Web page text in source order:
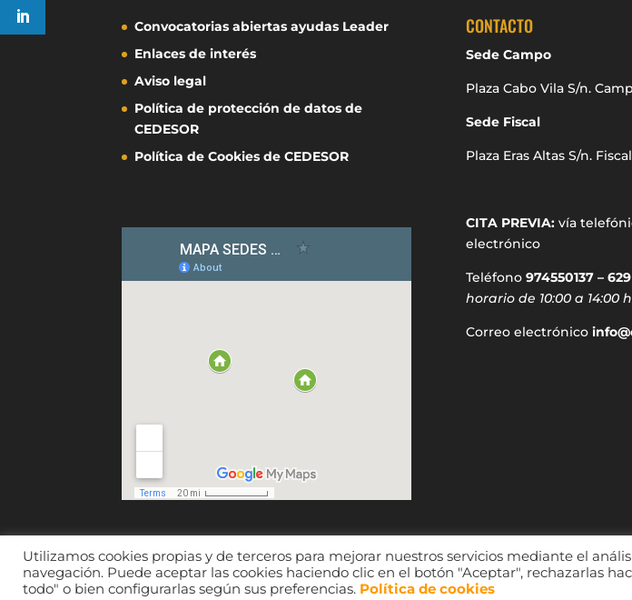
Convocatorias abiertas ayudas Leader
Enlaces de interés
Aviso legal
Política de protección de datos de
CEDESOR
Política de Cookies de CEDESOR
CONTACTO
Sede Campo
Plaza Cabo Vila S/n.
Sede Fiscal
Plaza Eras Altas S/n. Fiscal
CITA PREVIA:vía
electrónico
Teléfono 974550137 –
horario de 10:00 a 14:00
Correo electrónico
CEDESOR 2021. © Imágenes, sus respectivos autores; consultar fondos de
Utilizamos cookies propias y de terceros para mejorar nuestros servicios mediante el
navegación. Puede aceptar las cookies haciendo clic en el botón "Aceptar", rechazarlas
todo" o bien configurarlas según sus preferencias. Política de cookies